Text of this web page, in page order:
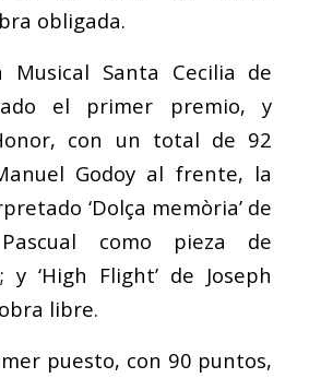
obligada.
Musical Santa Cecilia de
el primer premio, y
con un total de 92
Godoy al frente, la
‘Dolça memòria’ de
como pieza de
y ‘High Flight’ de Joseph
libre.
puesto, con 90 puntos,